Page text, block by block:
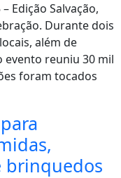
Edição Salvação,
Durante dois
além de
evento reuniu 30 mil
foram tocados
brinquedos